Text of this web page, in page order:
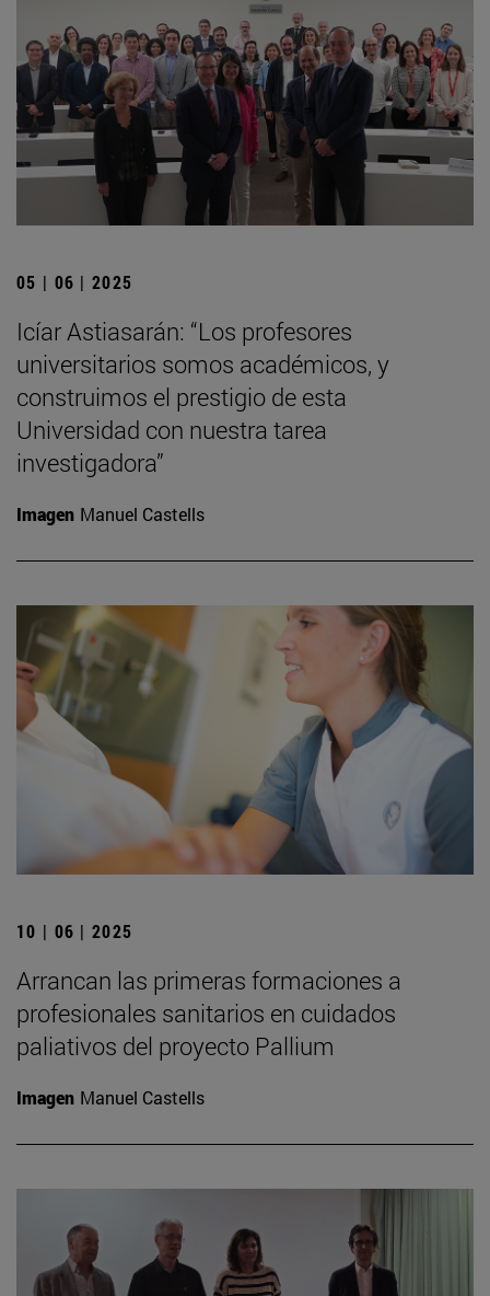
05 | 06 | 2025
Icíar Astiasarán: “Los profesores
universitarios somos académicos, y
construimos el prestigio de esta
Universidad con nuestra tarea
investigadora”
Imagen Manuel Castells
10 | 06 | 2025
Arrancan las primeras formaciones a
profesionales sanitarios en cuidados
paliativos del proyecto Pallium
Imagen Manuel Castells